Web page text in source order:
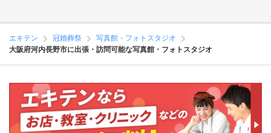
エキテン 冠婚葬祭
写真館・フォトスタジオ
大阪府河内長野市に出張・訪問可能な写真館・フォトスタジオ